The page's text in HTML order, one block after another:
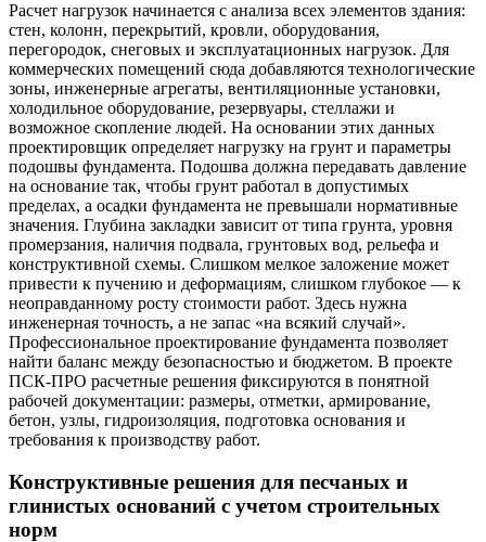
Расчет нагрузок начинается с анализа всех элементов здания:
стен, колонн, перекрытий, кровли, оборудования,
перегородок, снеговых и эксплуатационных нагрузок. Для
коммерческих помещений сюда добавляются технологические
зоны, инженерные агрегаты, вентиляционные установки,
холодильное оборудование, резервуары, стеллажи и
возможное скопление людей. На основании этих данных
проектировщик определяет нагрузку на грунт и параметры
подошвы фундамента. Подошва должна передавать давление
на основание так, чтобы грунт работал в допустимых
пределах, а осадки фундамента не превышали нормативные
значения. Глубина закладки зависит от типа грунта, уровня
промерзания, наличия подвала, грунтовых вод, рельефа и
конструктивной схемы. Слишком мелкое заложение может
привести к пучению и деформациям, слишком глубокое — к
неоправданному росту стоимости работ. Здесь нужна
инженерная точность, а не запас «на всякий случай».
Профессиональное проектирование фундамента позволяет
найти баланс между безопасностью и бюджетом. В проекте
ПСК-ПРО расчетные решения фиксируются в понятной
рабочей документации: размеры, отметки, армирование,
бетон, узлы, гидроизоляция, подготовка основания и
требования к производству работ.
Конструктивные решения для песчаных и
глинистых оснований с учетом строительных
норм